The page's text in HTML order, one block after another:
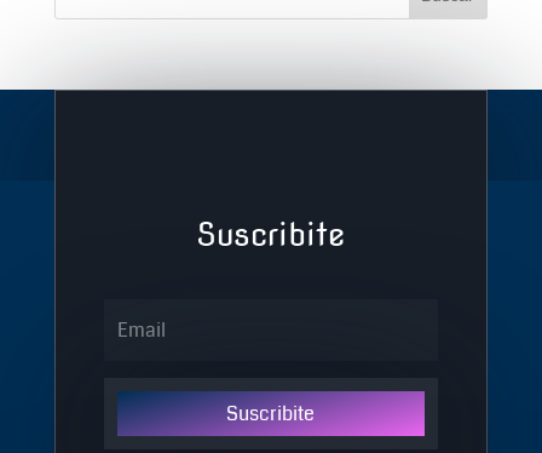
Suscribite
Suscribite